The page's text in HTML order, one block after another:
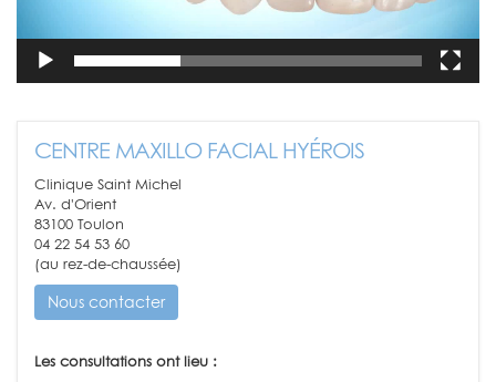
CENTRE MAXILLO FACIAL HYÉROIS
Clinique Saint Michel
Av. d'Orient
83100 Toulon
04 22 54 53 60
(au rez-de-chaussée)
Nous contacter
Les consultations ont lieu :